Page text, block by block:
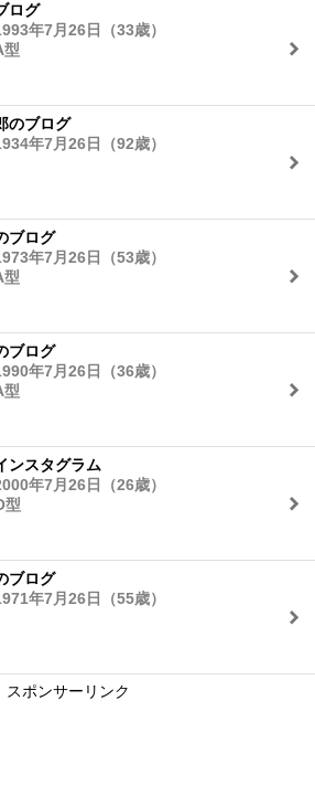
ログ
年7月26日（33歳）
型
のブログ
年7月26日（92歳）
ブログ
年7月26日（53歳）
型
ブログ
年7月26日（36歳）
型
ンスタグラム
年7月26日（26歳）
型
ブログ
年7月26日（55歳）
スポンサーリンク